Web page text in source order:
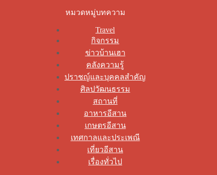
หมวดหมู่บทความ
Travel
กิจกรรม
ข่าวบ้านเฮา
คลังความรู้
ปราชญ์และบุคคลสำคัญ
ศิลปวัฒนธรรม
สถานที่
อาหารอีสาน
เกษตรอีสาน
เทศกาลและประเพณี
เที่ยวอีสาน
เรื่องทั่วไป